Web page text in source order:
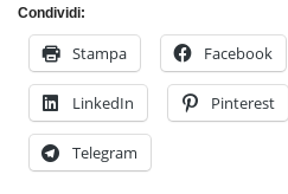
Condividi:
Stampa Facebook
LinkedIn Pinterest
Telegram